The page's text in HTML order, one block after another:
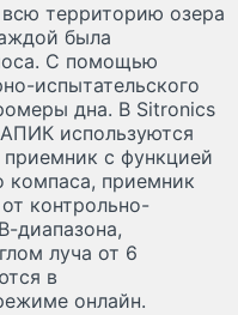
территорию озера
была
С помощью
испытательского
дна. В Sitronics
используются
с функцией
компаса, приемник
контрольно-
диапазона,
луча от 6
в
онлайн.